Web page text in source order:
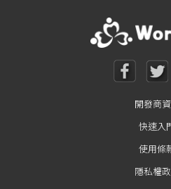
開發商
快速入
使用條
隱私權